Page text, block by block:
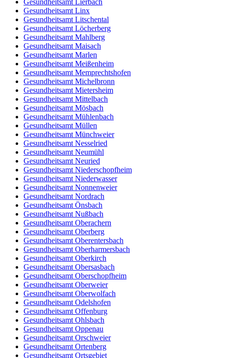
Gesundheitsamt Lierbach
Gesundheitsamt Linx
Gesundheitsamt Litschental
Gesundheitsamt Löcherberg
Gesundheitsamt Mahlberg
Gesundheitsamt Maisach
Gesundheitsamt Marlen
Gesundheitsamt Meißenheim
Gesundheitsamt Memprechtshofen
Gesundheitsamt Michelbronn
Gesundheitsamt Mietersheim
Gesundheitsamt Mittelbach
Gesundheitsamt Mösbach
Gesundheitsamt Mühlenbach
Gesundheitsamt Müllen
Gesundheitsamt Münchweier
Gesundheitsamt Nesselried
Gesundheitsamt Neumühl
Gesundheitsamt Neuried
Gesundheitsamt Niederschopfheim
Gesundheitsamt Niederwasser
Gesundheitsamt Nonnenweier
Gesundheitsamt Nordrach
Gesundheitsamt Önsbach
Gesundheitsamt Nußbach
Gesundheitsamt Oberachern
Gesundheitsamt Oberberg
Gesundheitsamt Oberentersbach
Gesundheitsamt Oberharmersbach
Gesundheitsamt Oberkirch
Gesundheitsamt Obersasbach
Gesundheitsamt Oberschopfheim
Gesundheitsamt Oberweier
Gesundheitsamt Oberwolfach
Gesundheitsamt Odelshofen
Gesundheitsamt Offenburg
Gesundheitsamt Ohlsbach
Gesundheitsamt Oppenau
Gesundheitsamt Orschweier
Gesundheitsamt Ortenberg
Gesundheitsamt Ortsgebiet